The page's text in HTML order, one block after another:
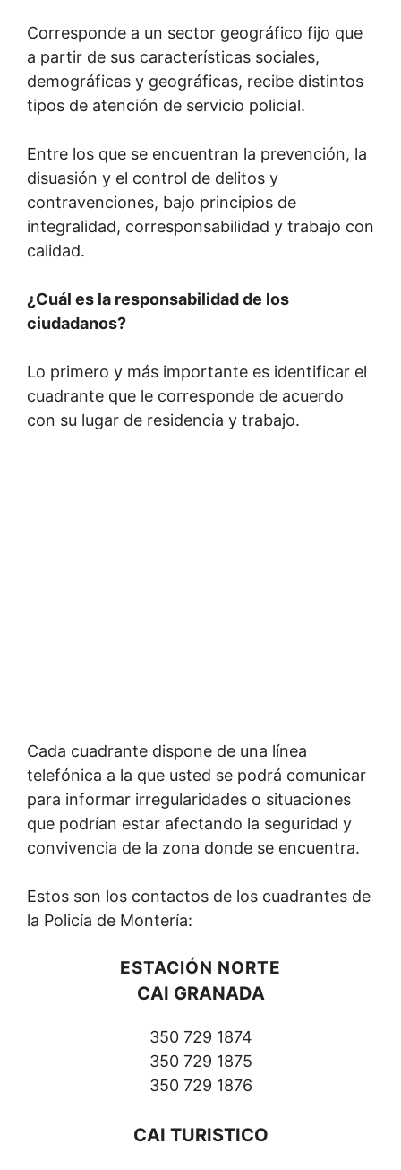
Corresponde a un sector geográfico fijo que
a partir de sus características sociales,
demográficas y geográficas, recibe distintos
tipos de atención de servicio policial.
Entre los que se encuentran la prevención, la
disuasión y el control de delitos y
contravenciones, bajo principios de
integralidad, corresponsabilidad y trabajo con
calidad.
¿Cuál es la responsabilidad de los
ciudadanos?
Lo primero y más importante es identificar el
cuadrante que le corresponde de acuerdo
con su lugar de residencia y trabajo.
Cada cuadrante dispone de una línea
telefónica a la que usted se podrá comunicar
para informar irregularidades o situaciones
que podrían estar afectando la seguridad y
convivencia de la zona donde se encuentra.
Estos son los contactos de los cuadrantes de
la Policía de Montería:
ESTACIÓN NORTE
CAI GRANADA
350 729 1874
350 729 1875
350 729 1876
CAI TURISTICO